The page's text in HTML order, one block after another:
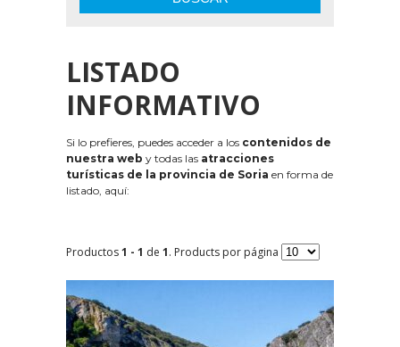
LISTADO
INFORMATIVO
Si lo prefieres, puedes acceder a los contenidos de
nuestra web y todas las atracciones
turísticas de la provincia de Soria en forma de
listado, aquí:
Productos1 - 1 de 1. Products por página